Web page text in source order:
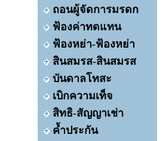
ถอนผู้จัดการมรดก
ฟ้องค่าทดแทน
ฟ้องหย่า-ฟ้องหย่า
สินสมรส-สินสมรส
บันดาลโทสะ
เบิกความเท็จ
สิทธิ-สัญญาเช่า
ค้ำประกัน